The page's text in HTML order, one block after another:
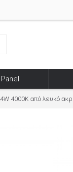
4000K από λευκό